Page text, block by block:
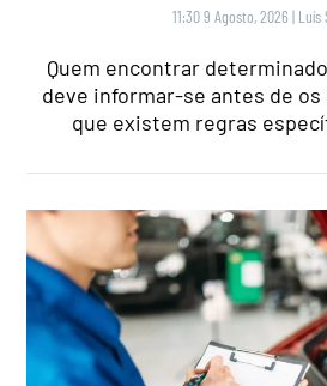
11:30 9 Agosto, 2026 | Luís
Quem encontrar
deve informar-se antes de
que existem regras